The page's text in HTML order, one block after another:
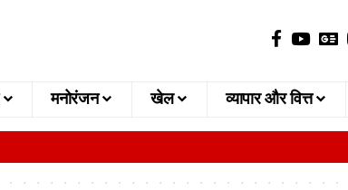
मनोरंजन खेल व्यापार और वित्त